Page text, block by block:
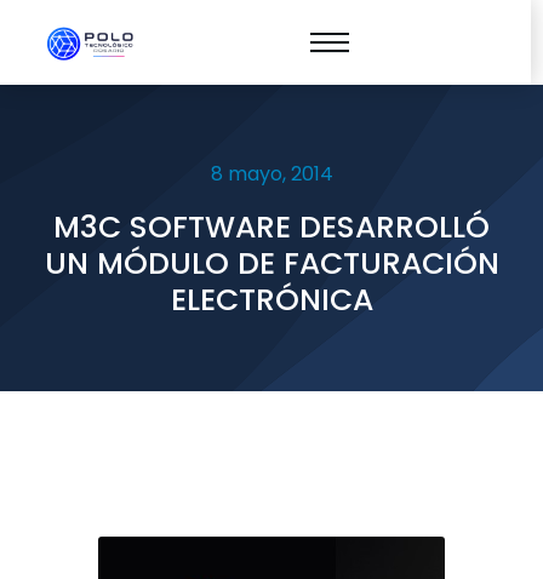
8 mayo, 2014
M3C SOFTWARE DESARROLLÓ
UN MÓDULO DE FACTURACIÓN
ELECTRÓNICA